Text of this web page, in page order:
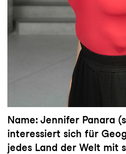
Name: Jennifer Panara
interessiert sich für
jedes Land der Welt mit